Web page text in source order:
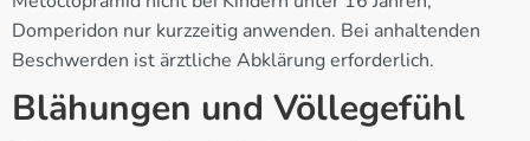
Domperidon nur kurzzeitig anwenden. Bei anhaltenden
Beschwerden ist ärztliche Abklärung erforderlich.
Blähungen und Völlegefühl